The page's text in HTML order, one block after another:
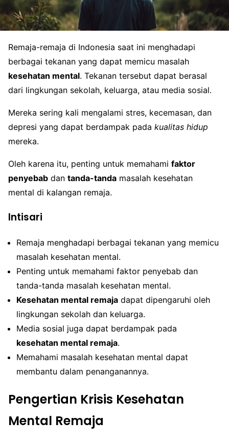
Remaja-remaja di Indonesia saat ini menghadapi
berbagai tekanan yang dapat memicu masalah
kesehatan mental. Tekanan tersebut dapat berasal
dari lingkungan sekolah, keluarga, atau media sosial.
Mereka sering kali mengalami stres, kecemasan, dan
depresi yang dapat berdampak pada kualitas hidup
mereka.
Oleh karena itu, penting untuk memahami faktor
penyebab dan tanda-tanda masalah kesehatan
mental di kalangan remaja.
Intisari
Remaja menghadapi berbagai tekanan yang memicu
masalah kesehatan mental.
Penting untuk memahami faktor penyebab dan
tanda-tanda masalah kesehatan mental.
Kesehatan mental remaja dapat dipengaruhi oleh
lingkungan sekolah dan keluarga.
Media sosial juga dapat berdampak pada
kesehatan mental remaja.
Memahami masalah kesehatan mental dapat
membantu dalam penanganannya.
Pengertian Krisis Kesehatan
Mental Remaja